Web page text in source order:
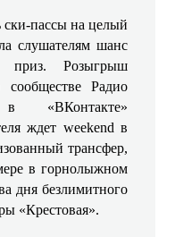
пассы на целый
слушателям шанс
приз. Розыгрыш
сообществе Радио
ждет weekend в
трансфер,
в горнолыжном
дня безлимитного
«Крестовая».